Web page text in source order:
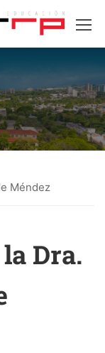
Méndez
Dra.